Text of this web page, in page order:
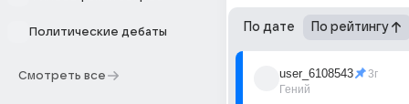
Политические дебаты
Смотреть все
По дате По рейтингу
user_6108543
Гений
3г